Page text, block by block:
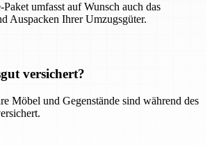
umfasst auf Wunsch auch das
Auspacken Ihrer Umzugsgüter.
versichert?
Möbel und Gegenstände sind während des